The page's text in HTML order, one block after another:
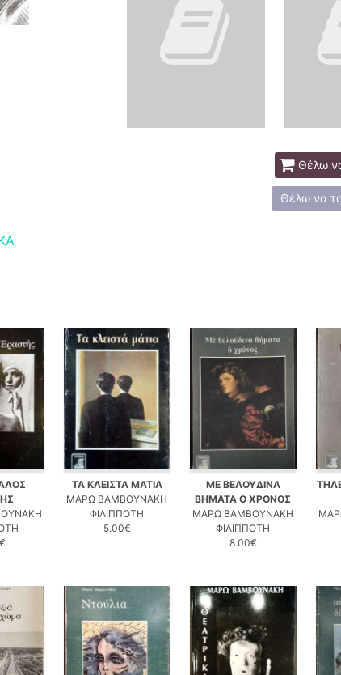
Θέλω
Θέλω να
ΤΑ ΚΛΕΙΣΤΑ ΜΑΤΙΑ
ΜΑΡΩ ΒΑΜΒΟΥΝΑΚΗ
ΦΙΛΙΠΠΟΤΗ
5.00€
ΜΕ ΒΕΛΟΥΔΙΝΑ
ΒΗΜΑΤΑ Ο ΧΡΟΝΟΣ
ΜΑΡΩ ΒΑΜΒΟΥΝΑΚΗ
ΦΙΛΙΠΠΟΤΗ
8.00€